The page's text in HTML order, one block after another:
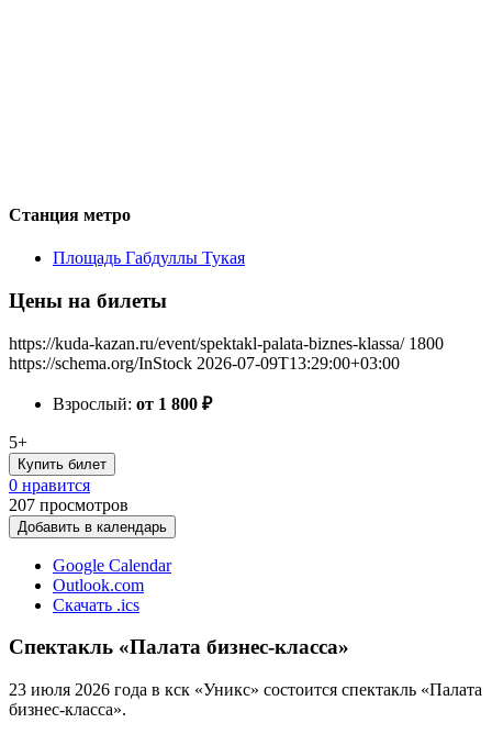
Станция метро
Площадь Габдуллы Тукая
Цены на билеты
https://kuda-kazan.ru/event/spektakl-palata-biznes-klassa/ 1800
https://schema.org/InStock 2026-07-09T13:29:00+03:00
Взрослый: от 1 800 ₽
5+
Купить билет
0 нравится
207 просмотров
Добавить в календарь
Google Calendar
Outlook.com
Скачать .ics
Спектакль «Палата бизнес-класса»
23 июля 2026 года в кск «Уникс» состоится спектакль «Палата
бизнес-класса».